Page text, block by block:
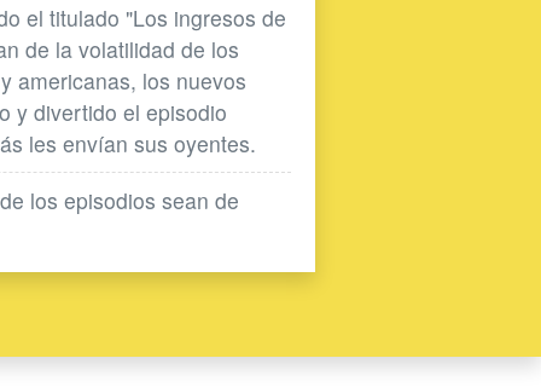
el titulado "Los ingresos de
de la volatilidad de los
americanas, los nuevos
y divertido el episodio
les envían sus oyentes.
los episodios sean de